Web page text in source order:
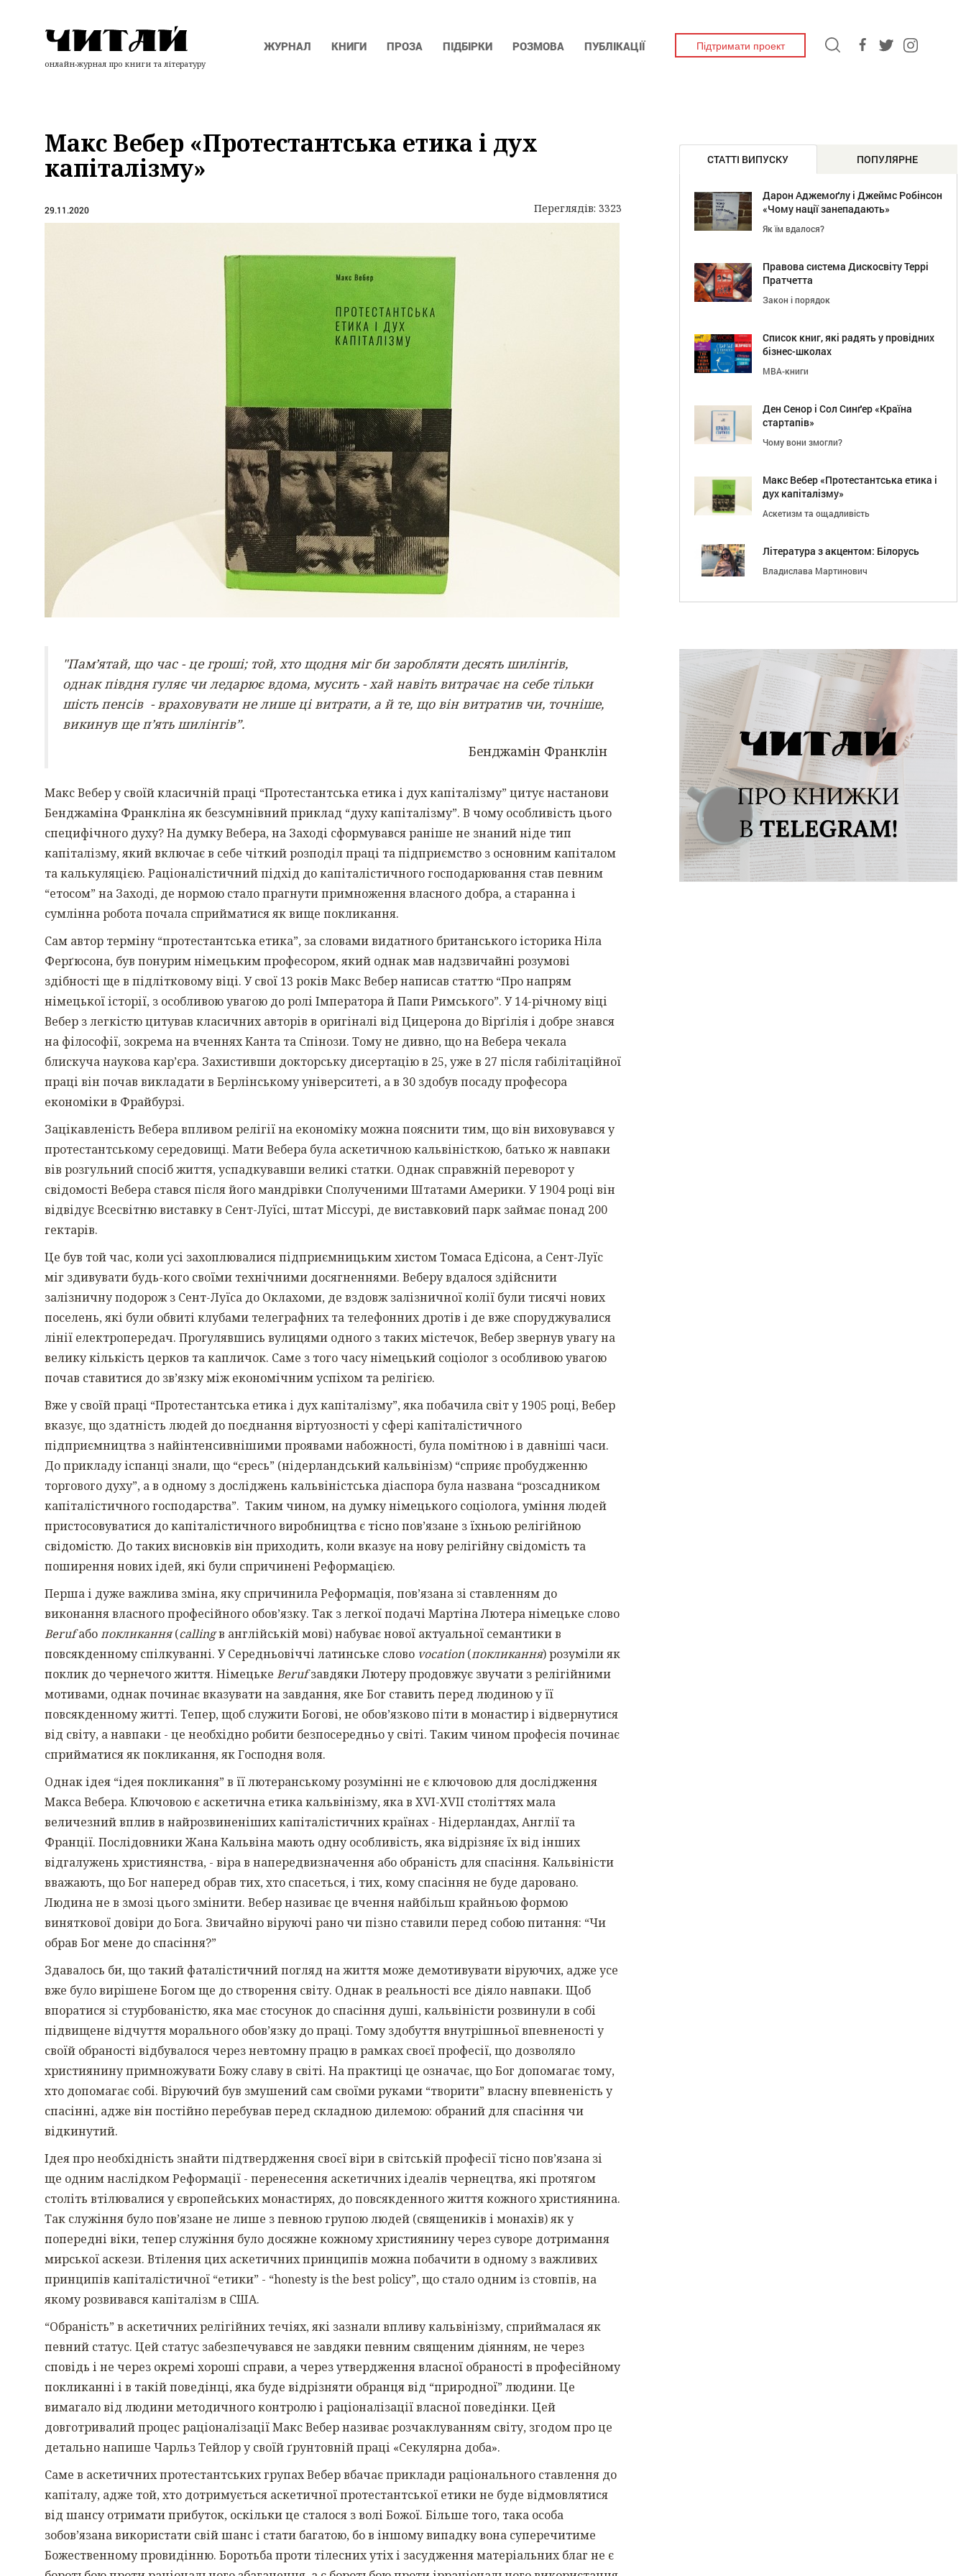
онлайн-журнал про книги та літературу
ЖУРНАЛ КНИГИ ПРОЗА ПІДБІРКИ РОЗМОВА ПУБЛІКАЦІЇ Підтримати проект
Макс Вебер «Протестантська етика і дух
капіталізму»
29.11.2020 Переглядів: 3323
"Пам’ятай, що час - це гроші; той, хто щодня міг би заробляти десять шилінгів,
однак півдня гуляє чи ледарює вдома, мусить - хай навіть витрачає на себе тільки
шість пенсів - враховувати не лише ці витрати, а й те, що він витратив чи, точніше,
викинув ще п’ять шилінгів”.
Бенджамін Франклін
Макс Вебер у своїй класичній праці “Протестантська етика і дух капіталізму” цитує настанови
Бенджаміна Франкліна як безсумнівний приклад “духу капіталізму”. В чому особливість цього
специфічного духу? На думку Вебера, на Заході сформувався раніше не знаний ніде тип
капіталізму, який включає в себе чіткий розподіл праці та підприємство з основним капіталом
та калькуляцією. Раціоналістичний підхід до капіталістичного господарювання став певним
“етосом” на Заході, де нормою стало прагнути примноження власного добра, а старанна і
сумлінна робота почала сприйматися як вище покликання.
Сам автор терміну “протестантська етика”, за словами видатного британського історика Ніла
Ферґюсона, був понурим німецьким професором, який однак мав надзвичайні розумові
здібності ще в підлітковому віці. У свої 13 років Макс Вебер написав статтю “Про напрям
німецької історії, з особливою увагою до ролі Імператора й Папи Римського”. У 14-річному віці
Вебер з легкістю цитував класичних авторів в оригіналі від Цицерона до Вірґілія і добре знався
на філософії, зокрема на вченнях Канта та Спінози. Тому не дивно, що на Вебера чекала
блискуча наукова кар’єра. Захистивши докторську дисертацію в 25, уже в 27 після габілітаційної
праці він почав викладати в Берлінському університеті, а в 30 здобув посаду професора
економіки в Фрайбурзі.
Зацікавленість Вебера впливом релігії на економіку можна пояснити тим, що він виховувався у
протестантському середовищі. Мати Вебера була аскетичною кальвіністкою, батько ж навпаки
вів розгульний спосіб життя, успадкувавши великі статки. Однак справжній переворот у
свідомості Вебера стався після його мандрівки Сполученими Штатами Америки. У 1904 році він
відвідує Всесвітню виставку в Сент-Луїсі, штат Міссурі, де виставковий парк займає понад 200
гектарів.
Це був той час, коли усі захоплювалися підприємницьким хистом Томаса Едісона, а Сент-Луїс
міг здивувати будь-кого своїми технічними досягненнями. Веберу вдалося здійснити
залізничну подорож з Сент-Луїса до Оклахоми, де вздовж залізничної колії були тисячі нових
поселень, які були обвиті клубами телеграфних та телефонних дротів і де вже споруджувалися
лінії електропередач. Прогулявшись вулицями одного з таких містечок, Вебер звернув увагу на
велику кількість церков та капличок. Саме з того часу німецький соціолог з особливою увагою
почав ставитися до зв’язку між економічним успіхом та релігією.
Вже у своїй праці “Протестантська етика і дух капіталізму”, яка побачила світ у 1905 році, Вебер
вказує, що здатність людей до поєднання віртуозності у сфері капіталістичного
підприємництва з найінтенсивнішими проявами набожності, була помітною і в давніші часи.
До прикладу іспанці знали, що “єресь” (нідерландський кальвінізм) “сприяє пробудженню
торгового духу”, а в одному з досліджень кальвіністська діаспора була названа “розсадником
капіталістичного господарства”. Таким чином, на думку німецького соціолога, уміння людей
пристосовуватися до капіталістичного виробництва є тісно пов’язане з їхньою релігійною
свідомістю. До таких висновків він приходить, коли вказує на нову релігійну свідомість та
поширення нових ідей, які були спричинені Реформацією.
Перша і дуже важлива зміна, яку спричинила Реформація, пов’язана зі ставленням до
виконання власного професійного обов’язку. Так з легкої подачі Мартіна Лютера німецьке слово
Berufабопокликання(callingв англійській мові) набуває нової актуальної семантики в
повсякденному спілкуванні. У Середньовіччі латинське слово vocation (покликання) розуміли як
поклик до чернечого життя. Німецьке Berufзавдяки Лютеру продовжує звучати з релігійними
мотивами, однак починає вказувати на завдання, яке Бог ставить перед людиною у її
повсякденному житті. Тепер, щоб служити Богові, не обов’язково піти в монастир і відвернутися
від світу, а навпаки - це необхідно робити безпосередньо у світі. Таким чином професія починає
сприйматися як покликання, як Господня воля.
Однак ідея “ідея покликання” в її лютеранському розумінні не є ключовою для дослідження
Макса Вебера. Ключовою є аскетична етика кальвінізму, яка в XVI-XVII століттях мала
величезний вплив в найрозвиненіших капіталістичних країнах - Нідерландах, Англії та
Франції. Послідовники Жана Кальвіна мають одну особливість, яка відрізняє їх від інших
відгалужень християнства, - віра в напередвизначення або обраність для спасіння. Кальвіністи
вважають, що Бог наперед обрав тих, хто спасеться, і тих, кому спасіння не буде даровано.
Людина не в змозі цього змінити. Вебер називає це вчення найбільш крайньою формою
виняткової довіри до Бога. Звичайно віруючі рано чи пізно ставили перед собою питання: “Чи
обрав Бог мене до спасіння?”
Здавалось би, що такий фаталістичний погляд на життя може демотивувати віруючих, адже усе
вже було вирішене Богом ще до створення світу. Однак в реальності все діяло навпаки. Щоб
впоратися зі стурбованістю, яка має стосунок до спасіння душі, кальвіністи розвинули в собі
підвищене відчуття морального обов’язку до праці. Тому здобуття внутрішньої впевненості у
своїй обраності відбувалося через невтомну працю в рамках своєї професії, що дозволяло
християнину примножувати Божу славу в світі. На практиці це означає, що Бог допомагає тому,
хто допомагає собі. Віруючий був змушений сам своїми руками “творити” власну впевненість у
спасінні, адже він постійно перебував перед складною дилемою: обраний для спасіння чи
відкинутий.
Ідея про необхідність знайти підтвердження своєї віри в світській професії тісно пов’язана зі
ще одним наслідком Реформації - перенесення аскетичних ідеалів чернецтва, які протягом
століть втілювалися у європейських монастирях, до повсякденного життя кожного християнина.
Так служіння було пов’язане не лише з певною групою людей (священиків і монахів) як у
попередні віки, тепер служіння було досяжне кожному християнину через суворе дотримання
мирської аскези. Втілення цих аскетичних принципів можна побачити в одному з важливих
принципів капіталістичної “етики” - “honesty is the best policy”, що стало одним із стовпів, на
якому розвивався капіталізм в США.
“Обраність” в аскетичних релігійних течіях, які зазнали впливу кальвінізму, сприймалася як
певний статус. Цей статус забезпечувався не завдяки певним священим діянням, не через
сповідь і не через окремі хороші справи, а через утвердження власної обраності в професійному
покликанні і в такій поведінці, яка буде відрізняти обранця від “природної” людини. Це
вимагало від людини методичного контролю і раціоналізації власної поведінки. Цей
довготривалий процес раціоналізації Макс Вебер називає розчаклуванням світу, згодом про це
детально напише Чарльз Тейлор у своїй ґрунтовній праці «Секулярна доба».
Саме в аскетичних протестантських групах Вебер вбачає приклади раціонального ставлення до
капіталу, адже той, хто дотримується аскетичної протестантської етики не буде відмовлятися
від шансу отримати прибуток, оскільки це сталося з волі Божої. Більше того, така особа
зобов’язана використати свій шанс і стати багатою, бо в іншому випадку вона суперечитиме
Божественному провидінню. Боротьба проти тілесних утіх і засудження матеріальних благ не є
СТАТТІ ВИПУСКУ ПОПУЛЯРНЕ
Дарон Аджемоґлу і Джеймс Робінсон
«Чому нації занепадають»
Як їм вдалося?
Правова система Дискосвіту Террі
Пратчетта
Закон і порядок
Список книг, які радять у провідних
бізнес-школах
МВА-книги
Ден Сенор і Сол Синґер «Країна
стартапів»
Чому вони змогли?
Макс Вебер «Протестантська етика і
дух капіталізму»
Аскетизм та ощадливість
Література з акцентом: Білорусь
Владислава Мартинович